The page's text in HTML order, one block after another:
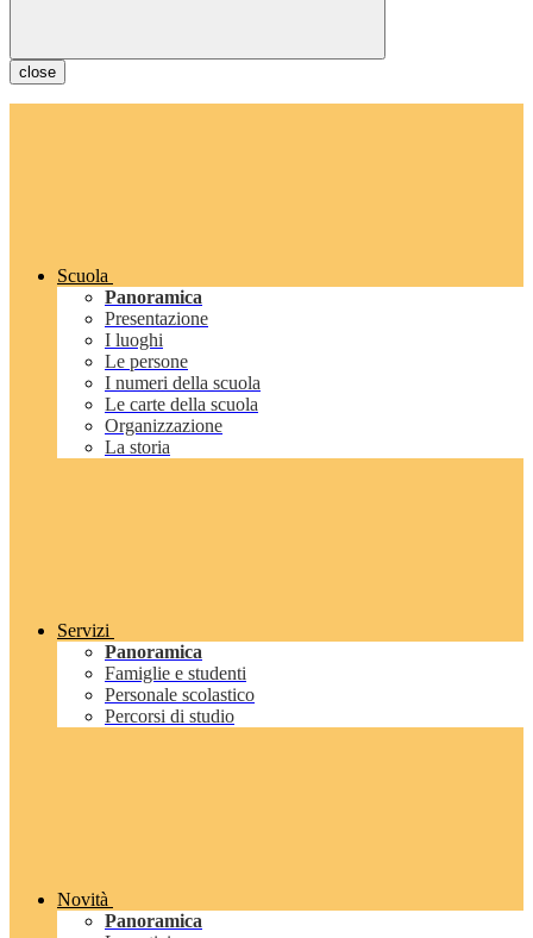
close
Scuola
Panoramica
Presentazione
I luoghi
Le persone
I numeri della scuola
Le carte della scuola
Organizzazione
La storia
Servizi
Panoramica
Famiglie e studenti
Personale scolastico
Percorsi di studio
Novità
Panoramica